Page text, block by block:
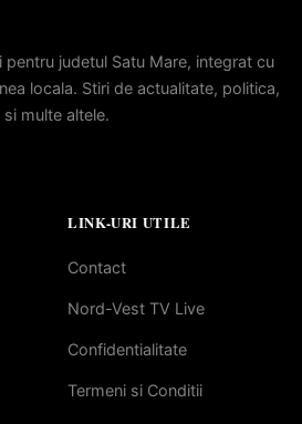
judetul Satu Mare, integrat cu
locala. Stiri de actualitate, politica,
multe altele.
LINK-URI UTILE
Contact
Nord-Vest TV Live
Confidentialitate
Termeni si Conditii